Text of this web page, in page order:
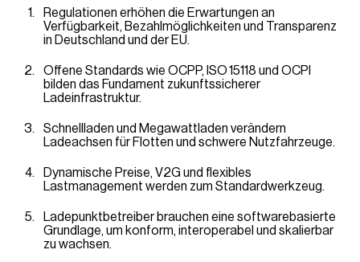
Marktstruktur und Nutzererlebnis
Wie sich Ladepunktbetreiber in Deutschland heute
vorbereiten können
Fazit
Regulationen erhöhen die Erwartungen an
Verfügbarkeit, Bezahlmöglichkeiten und Transparenz
in Deutschland und der EU.
Offene Standards wie OCPP, ISO 15118 und OCPI
bilden das Fundament zukunftssicherer
Ladeinfrastruktur.
Schnellladen und Megawattladen verändern
Ladeachsen für Flotten und schwere Nutzfahrzeuge.
Dynamische Preise, V2G und flexibles
Lastmanagement werden zum Standardwerkzeug.
Ladepunktbetreiber brauchen eine softwarebasierte
Grundlage, um konform, interoperabel und skalierbar
zu wachsen.